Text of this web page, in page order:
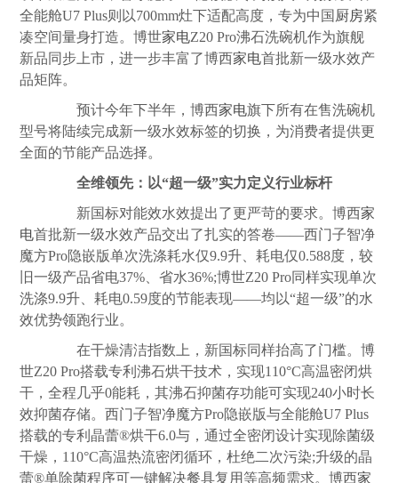
全能舱U7 Plus则以700mm灶下适配高度，专为中国 厨房紧
凑空间量身打造。博世家电Z20 Pro沸石洗碗机作为旗舰
新品同步上市，进一步丰富了博西家电首批新一级水效产
品矩阵。
预计今年下半年，博西家电旗下所有在售洗碗机
型号将陆续完成新一级水效标签的切换，为消费者提供更
全面的节能产品选择。
全维领先：以“超一级”实力定义行业标杆
新国标对能效水效提出了更严苛的要求。博西家
电首批新一级水效产品交出了扎实的答卷——西门子智净
魔方Pro隐嵌版单次洗涤耗水仅9.9升、耗电仅0.588度，较
旧一级产品省电37%、省水36%;博世Z20 Pro同样实现单次
洗涤9.9升、耗电0.59度的节能表现——均以“超一级”的水
效优势领跑行业。
在干燥清洁指数上，新国标同样抬高了门槛。博
世Z20 Pro搭载专利沸石烘干技术，实现110°C高温密闭烘
干，全程几乎0能耗，其沸石抑菌存功能可实现240小时长
效抑菌存储。西门子智净魔方Pro隐嵌版与全能舱U7 Plus
搭载的专利晶蕾®烘干6.0与，通过全密闭设计实现除菌级
干燥，110°C高温热流密闭循环，杜绝二次污染;升级的晶
蕾®单除菌程序可一键解决餐具复用等高频需求。博西家